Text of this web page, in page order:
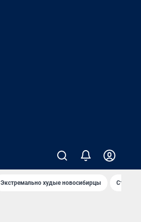
Экстремально худые новосибирцы Старт